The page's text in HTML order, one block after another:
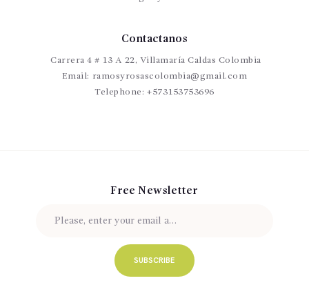
Contactanos
Carrera 4 # 13 A 22, Villamaría Caldas Colombia
Email: ramosyrosascolombia@gmail.com
Telephone: +573153753696
Free Newsletter